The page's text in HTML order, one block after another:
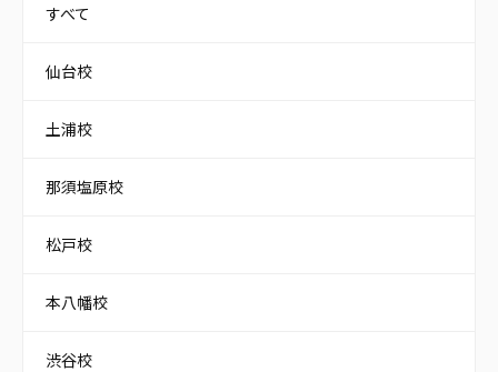
すべて
仙台校
土浦校
那須塩原校
松戸校
本八幡校
渋谷校